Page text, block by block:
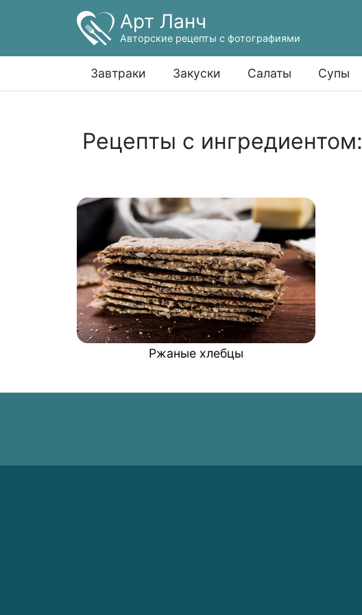
Арт Ланч
Авторские рецепты с фотографиями
Завтраки Закуски Салаты Супы
Рецепты с ингредиентом:
Ржаные хлебцы